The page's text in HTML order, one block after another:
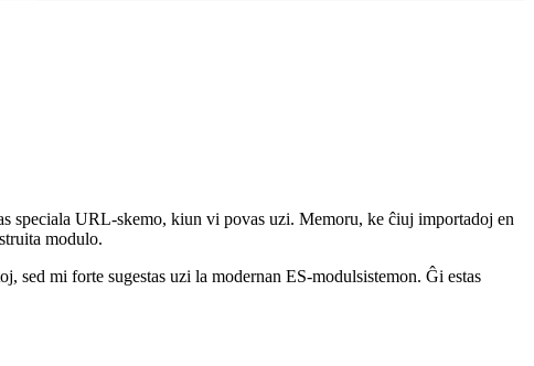
speciala URL-skemo, kiun vi povas uzi. Memoru, ke ĉiuj importadoj en
modulo.